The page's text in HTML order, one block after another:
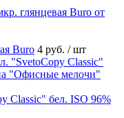
Buro 4 руб. / шт
Classic" бел. ISO 96%